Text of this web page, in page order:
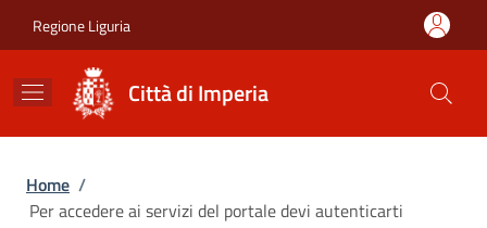
Regione Liguria
Città di Imperia
Briciole di pane
Home /
Per accedere ai servizi del portale devi autenticarti